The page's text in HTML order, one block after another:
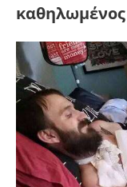
καθηλωμένος